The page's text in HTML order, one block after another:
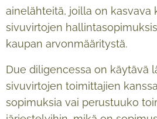
ainelähteitä, joilla on kasvava
sivuvirtojen
kaupan arvonmääritystä.
Due diligencessa on käytävä
sivuvirtojen toimittajien
sopimuksia vai perustuuko